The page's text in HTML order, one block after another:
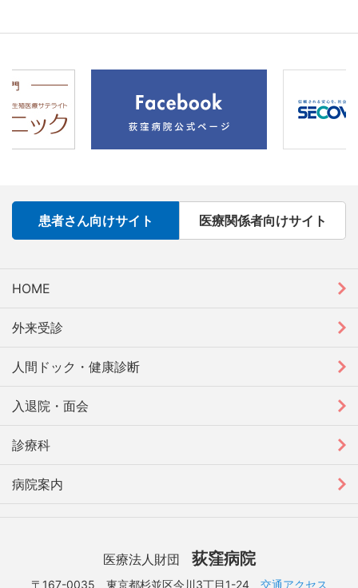
患者さん向けサイト 医療関係者向けサイト
HOME
外来受診
人間ドック・健康診断
入退院・面会
診療科
病院案内
医療法人財団 荻窪病院
〒167-0035 東京都杉並区今川3丁目1-24 交通アクセス